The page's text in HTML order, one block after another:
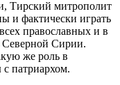
Тирский митрополит
и фактически играть
православных и в
Северной Сирии.
же роль в
патриархом.